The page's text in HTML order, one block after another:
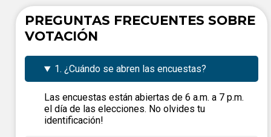
PREGUNTAS FRECUENTES SOBRE
VOTACIÓN
1. ¿Cuándo se abren las encuestas?
Las encuestas están abiertas de 6 a.m. a 7 p.m.
el día de las elecciones. No olvides tu
identificación!